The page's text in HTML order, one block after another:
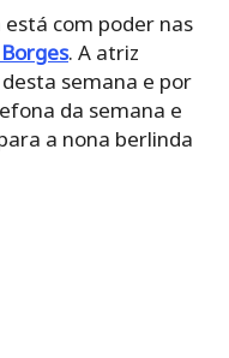
com poder nas
. A atriz
semana e por
da semana e
a nona berlinda